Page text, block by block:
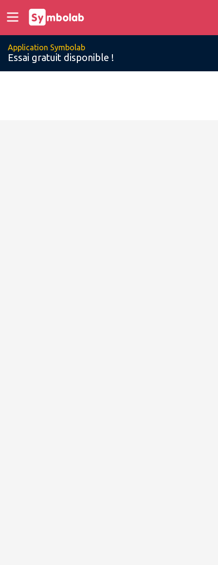
Application Symbolab
Essai gratuit disponible !